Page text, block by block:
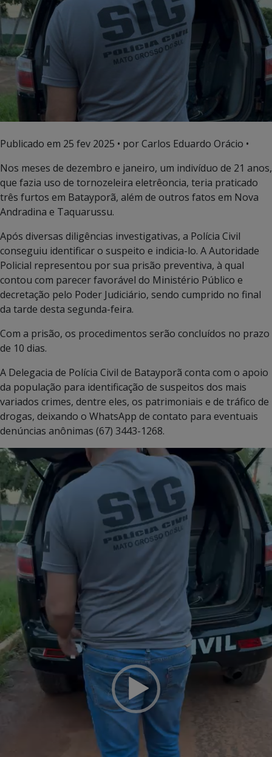
Publicado em 25 fev 2025 • por Carlos Eduardo Orácio •
Nos meses de dezembro e janeiro, um indivíduo de 21 anos,
que fazia uso de tornozeleira eletrêoncia, teria praticado
três furtos em Batayporã, além de outros fatos em Nova
Andradina e Taquarussu.
Após diversas diligências investigativas, a Polícia Civil
conseguiu identificar o suspeito e indicia-lo. A Autoridade
Policial representou por sua prisão preventiva, à qual
contou com parecer favorável do Ministério Público e
decretação pelo Poder Judiciário, sendo cumprido no final
da tarde desta segunda-feira.
Com a prisão, os procedimentos serão concluídos no prazo
de 10 dias.
A Delegacia de Polícia Civil de Batayporã conta com o apoio
da população para identificação de suspeitos dos mais
variados crimes, dentre eles, os patrimoniais e de tráfico de
drogas, deixando o WhatsApp de contato para eventuais
denúncias anônimas (67) 3443-1268.
Tocador
de
vídeo